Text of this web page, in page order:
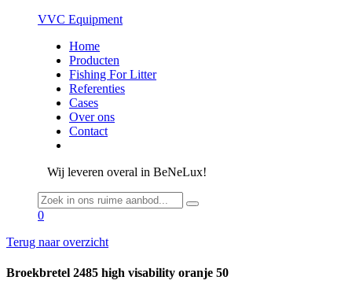
VVC Equipment
Home
Producten
Fishing For Litter
Referenties
Cases
Over ons
Contact
Wij leveren overal in BeNeLux!
0
Terug naar overzicht
Broekbretel 2485 high visability oranje 50